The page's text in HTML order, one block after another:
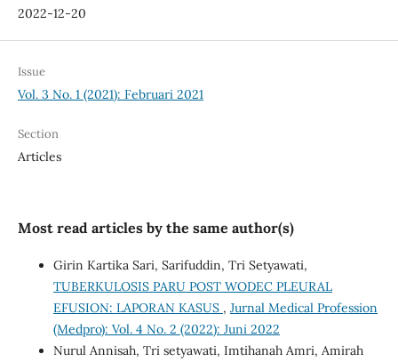
2022-12-20
Issue
Vol. 3 No. 1 (2021): Februari 2021
Section
Articles
Most read articles by the same author(s)
Girin Kartika Sari, Sarifuddin, Tri Setyawati,
TUBERKULOSIS PARU POST WODEC PLEURAL
EFUSION: LAPORAN KASUS , Jurnal Medical Profession
(Medpro): Vol. 4 No. 2 (2022): Juni 2022
Nurul Annisah, Tri setyawati, Imtihanah Amri, Amirah